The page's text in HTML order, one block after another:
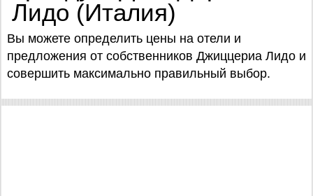
Лидо (Италия)
Вы можете определить цены на отели и
предложения от собственников Джиццериа Лидо и
совершить максимально правильный выбор.